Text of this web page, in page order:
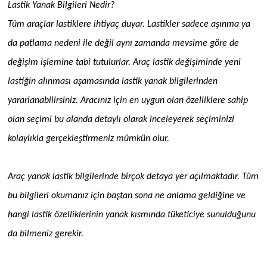
Lastik Yanak Bilgileri Nedir?
Tüm araçlar lastiklere ihtiyaç duyar. Lastikler sadece aşınma ya
da patlama nedeni ile değil aynı zamanda mevsime göre de
değişim işlemine tabi tutulurlar. Araç lastik değişiminde yeni
lastiğin alınması aşamasında lastik yanak bilgilerinden
yararlanabilirsiniz. Aracınız için en uygun olan özelliklere sahip
olan seçimi bu alanda detaylı olarak inceleyerek seçiminizi
kolaylıkla gerçekleştirmeniz mümkün olur.
Araç yanak lastik bilgilerinde birçok detaya yer açılmaktadır. Tüm
bu bilgileri okumanız için baştan sona ne anlama geldiğine ve
hangi lastik özelliklerinin yanak kısmında tüketiciye sunulduğunu
da bilmeniz gerekir.